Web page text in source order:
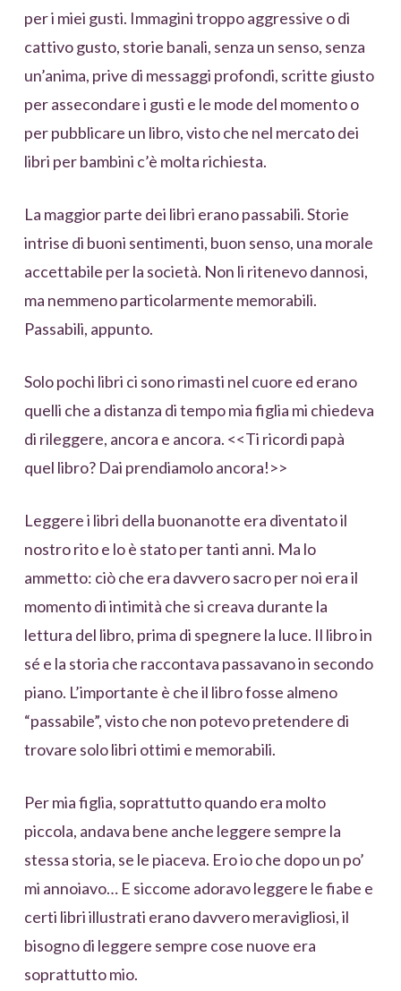
per i miei gusti. Immagini troppo aggressive o di
cattivo gusto, storie banali, senza un senso, senza
un’anima, prive di messaggi profondi, scritte giusto
per assecondare i gusti e le mode del momento o
per pubblicare un libro, visto che nel mercato dei
libri per bambini c’è molta richiesta.
La maggior parte dei libri erano passabili. Storie
intrise di buoni sentimenti, buon senso, una morale
accettabile per la società. Non li ritenevo dannosi,
ma nemmeno particolarmente memorabili.
Passabili, appunto.
Solo pochi libri ci sono rimasti nel cuore ed erano
quelli che a distanza di tempo mia figlia mi chiedeva
di rileggere, ancora e ancora. <<Ti ricordi papà
quel libro? Dai prendiamolo ancora!>>
Leggere i libri della buonanotte era diventato il
nostro rito e lo è stato per tanti anni. Ma lo
ammetto: ciò che era davvero sacro per noi era il
momento di intimità che si creava durante la
lettura del libro, prima di spegnere la luce. Il libro in
sé e la storia che raccontava passavano in secondo
piano. L’importante è che il libro fosse almeno
“passabile”, visto che non potevo pretendere di
trovare solo libri ottimi e memorabili.
Per mia figlia, soprattutto quando era molto
piccola, andava bene anche leggere sempre la
stessa storia, se le piaceva. Ero io che dopo un po’
mi annoiavo… E siccome adoravo leggere le fiabe e
certi libri illustrati erano davvero meravigliosi, il
bisogno di leggere sempre cose nuove era
soprattutto mio.